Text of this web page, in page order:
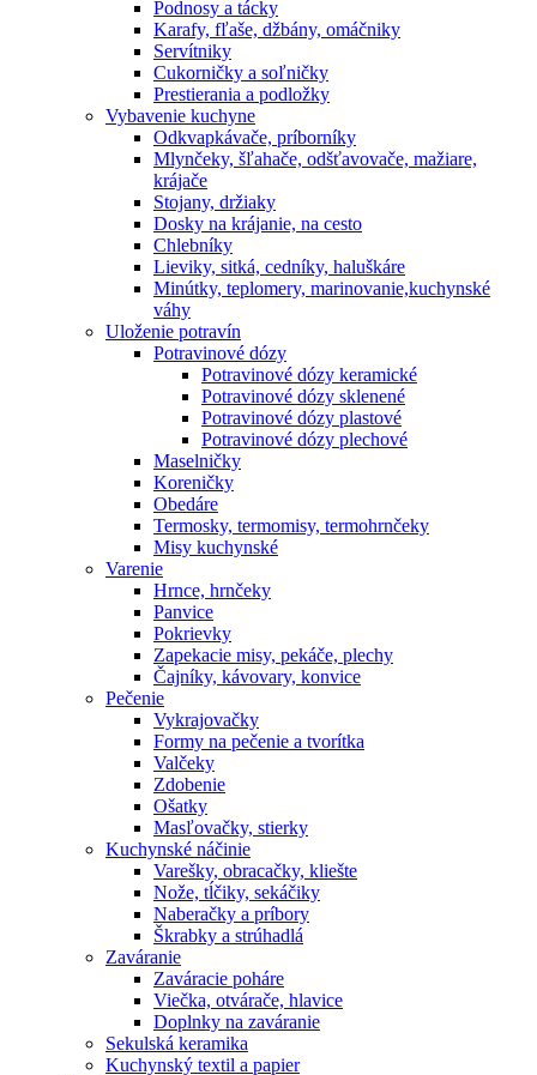
Podnosy a tácky
Karafy, fľaše, džbány, omáčniky
Servítniky
Cukorničky a soľničky
Prestierania a podložky
Vybavenie kuchyne
Odkvapkávače, príborníky
Mlynčeky, šľahače, odšťavovače, mažiare,
krájače
Stojany, držiaky
Dosky na krájanie, na cesto
Chlebníky
Lieviky, sitká, cedníky, haluškáre
Minútky, teplomery, marinovanie,kuchynské
váhy
Uloženie potravín
Potravinové dózy
Potravinové dózy keramické
Potravinové dózy sklenené
Potravinové dózy plastové
Potravinové dózy plechové
Maselničky
Koreničky
Obedáre
Termosky, termomisy, termohrnčeky
Misy kuchynské
Varenie
Hrnce, hrnčeky
Panvice
Pokrievky
Zapekacie misy, pekáče, plechy
Čajníky, kávovary, konvice
Pečenie
Vykrajovačky
Formy na pečenie a tvorítka
Valčeky
Zdobenie
Ošatky
Masľovačky, stierky
Kuchynské náčinie
Varešky, obracačky, kliešte
Nože, tĺčiky, sekáčiky
Naberačky a príbory
Škrabky a strúhadlá
Zaváranie
Zaváracie poháre
Viečka, otvárače, hlavice
Doplnky na zaváranie
Sekulská keramika
Kuchynský textil a papier